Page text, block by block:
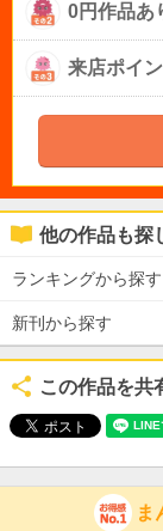
0円作品あ
来店ポイ
他の作品も探
ランキングから探す
新刊から探す
この作品を共
ま